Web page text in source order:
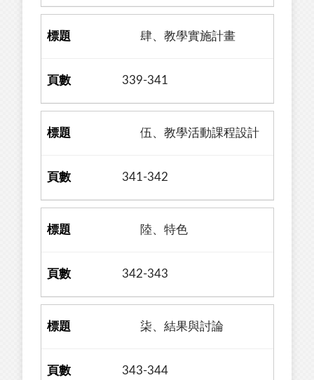
肆、教學實施計畫
339-341
伍、教學活動課程設計
341-342
陸、特色
342-343
柒、結果與討論
343-344